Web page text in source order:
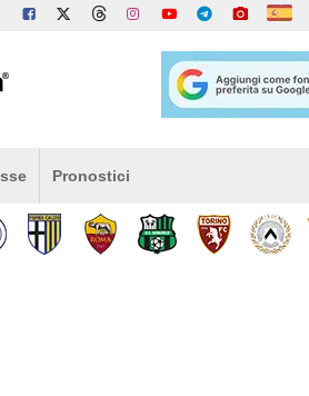
Pronostici